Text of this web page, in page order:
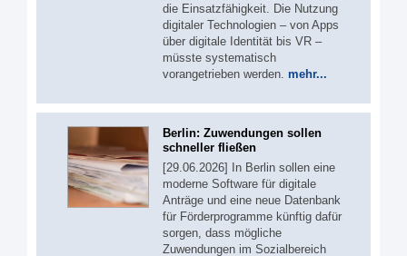
die Einsatzfähigkeit. Die Nutzung
digitaler Technologien – von Apps
über digitale Identität bis VR –
müsste systematisch
vorangetrieben werden. mehr...
Berlin: Zuwendungen sollen
schneller fließen
[29.06.2026] In Berlin sollen eine
moderne Software für digitale
Anträge und eine neue Datenbank
für Förderprogramme künftig dafür
sorgen, dass mögliche
Zuwendungen im Sozialbereich